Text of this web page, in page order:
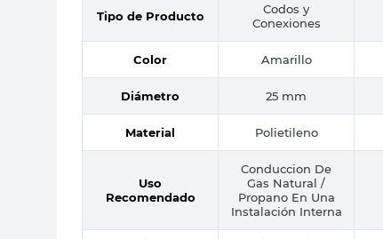
Tipo de Producto
Codos y
Conexiones
Color Amarillo
Diámetro 25 mm
Material Polietileno
Uso
Recomendado
Conduccion De
Gas Natural /
Propano En Una
Instalación Interna